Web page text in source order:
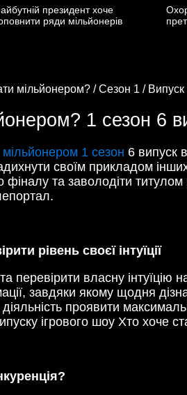
президент хоче
ряди мільйонерів
мільйонером? /Сезон 1 / Випуск
1 сезон 6
1 сезон 6 випуск
своїм прикладом
та заволодіти
рівень своєї інтуїції
перевірити власну
завдяки якому щодня
проявити
ігрового шоу Хто хоче